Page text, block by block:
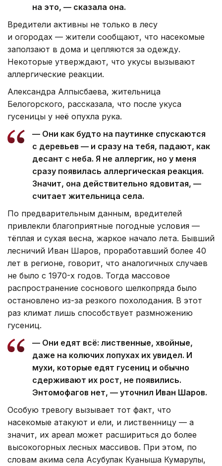
на это, — сказала она.
Вредители активны не только в лесу
и огородах — жители сообщают, что насекомые
заползают в дома и цепляются за одежду.
Некоторые утверждают, что укусы вызывают
аллергические реакции.
Александра Алпысбаева, жительница
Белогорского, рассказала, что после укуса
гусеницы у неё опухла рука.
— Они как будто на паутинке спускаются
с деревьев — и сразу на тебя, падают, как
десант с неба. Я не аллергик, но у меня
сразу появилась аллергическая реакция.
Значит, она действительно ядовитая, —
считает жительница села.
По предварительным данным, вредителей
привлекли благоприятные погодные условия —
тёплая и сухая весна, жаркое начало лета. Бывший
лесничий Иван Шаров, проработавший более 40
лет в регионе, говорит, что аналогичных случаев
не было с 1970-х годов. Тогда массовое
распространение соснового шелкопряда было
остановлено из-за резкого похолодания. В этот
раз климат лишь способствует размножению
гусениц.
— Они едят всё: лиственные, хвойные,
даже на колючих лопухах их увидел. И
мухи, которые едят гусениц и обычно
сдерживают их рост, не появились.
Энтомофагов нет, — уточнил Иван Шаров.
Особую тревогу вызывает тот факт, что
насекомые атакуют и ели, и лиственницу — а
значит, их ареал может расшириться до более
высокогорных лесных массивов. При этом, по
словам акима села Асубулак Куаныша Кумарулы,